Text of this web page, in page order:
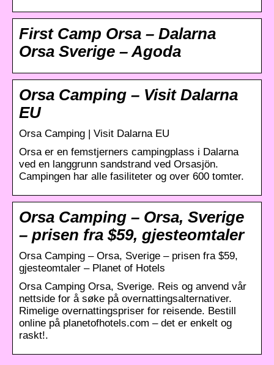
First Camp Orsa – Dalarna
Orsa Sverige – Agoda
Orsa Camping – Visit Dalarna
EU
Orsa Camping | Visit Dalarna EU
Orsa er en femstjerners campingplass i Dalarna
ved en langgrunn sandstrand ved Orsasjön.
Campingen har alle fasiliteter og over 600 tomter.
Orsa Camping – Orsa, Sverige
– prisen fra $59, gjesteomtaler
Orsa Camping – Orsa, Sverige – prisen fra $59,
gjesteomtaler – Planet of Hotels
Orsa Camping Orsa, Sverige. Reis og anvend vår
nettside for å søke på overnattingsalternativer.
Rimelige overnattingspriser for reisende. Bestill
online på planetofhotels.com – det er enkelt og
raskt!.